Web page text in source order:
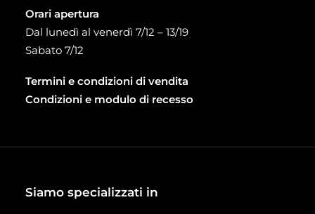
Orari apertura
Dal lunedì al venerdì 7/12 – 13/19
Sabato 7/12
Termini e condizioni di vendita
Condizioni e modulo di recesso
Siamo specializzati in